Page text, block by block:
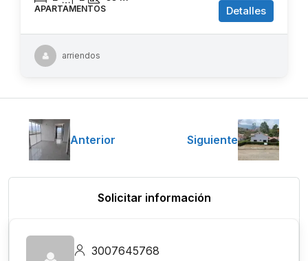
APARTAMENTOS Detalles
arriendos
Anterior Siguiente
Solicitar información
3007645768